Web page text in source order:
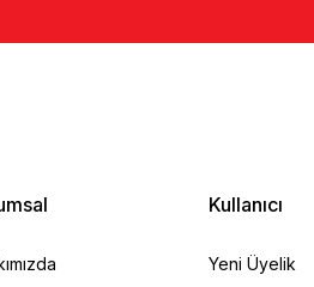
Kullanıcı
Yeni Üyelik